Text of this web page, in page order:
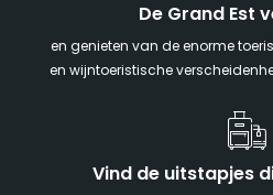
De Grand Est
en genieten van de enorme
en wijntoeristische
Vind de uitstapjes